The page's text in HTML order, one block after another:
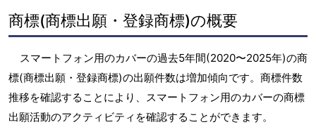
商標(商標出願・登録商標)の概要
スマートフォン用のカバーの過去5年間(2020〜2025年)の商
標(商標出願・登録商標)の出願件数は増加傾向です。商標件数
推移を確認することにより、スマートフォン用のカバーの商標
出願活動のアクティビティを確認することができます。